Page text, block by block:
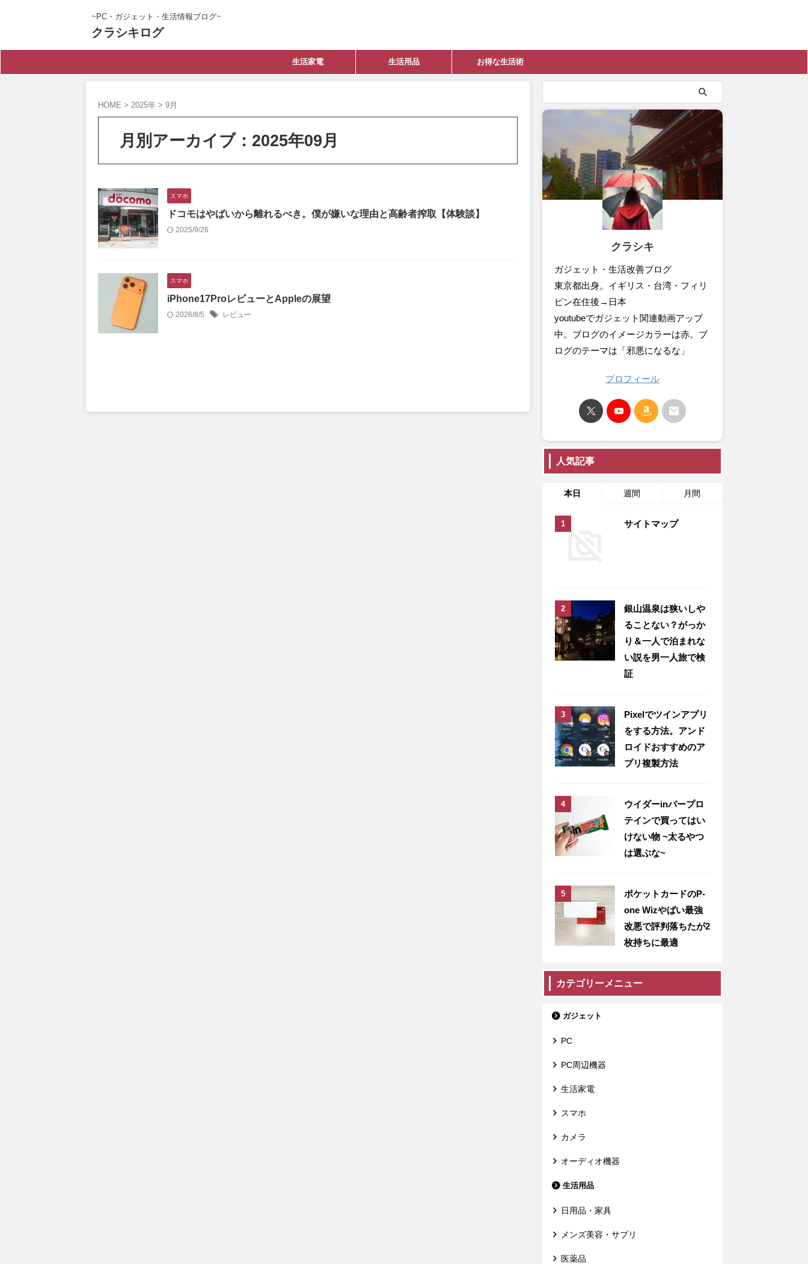
~PC・ガジェット・生活情報ブログ~
クラシキログ
生活家電 生活用品 お得な生活術
HOME > 2025年 > 9月
月別アーカイブ：2025年09月
スマホ
ドコモはやばいから離れるべき。僕が嫌いな理由と高齢者搾取【体験談】
2025/9/26
スマホ
iPhone17ProレビューとAppleの展望
2026/8/5 レビュー
クラシキ
ガジェット・生活改善ブログ
東京都出身。イギリス・台湾・フィリ
ピン在住後→日本
youtubeでガジェット関連動画アップ
中。ブログのイメージカラーは赤。ブ
ログのテーマは「邪悪になるな」
プロフィール
人気記事
本日 週間 月間
サイトマップ
銀山温泉は狭いしや
ることない？がっか
り＆一人で泊まれな
い説を男一人旅で検
証
Pixelでツインアプリ
をする方法。アンド
ロイドおすすめのア
プリ複製方法
ウイダーinバープロ
テインで買ってはい
けない物 ~太るやつ
は選ぶな~
ポケットカードのP-
one Wizやばい最強
改悪で評判落ちたが2
枚持ちに最適
カテゴリーメニュー
ガジェット
PC
PC周辺機器
生活家電
スマホ
カメラ
オーディオ機器
生活用品
日用品・家具
メンズ美容・サプリ
医薬品